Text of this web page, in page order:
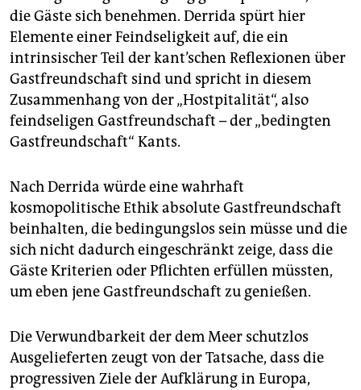
die Gäste sich benehmen. Derrida spürt hier
Elemente einer Feindseligkeit auf, die ein
intrinsischer Teil der kant’schen Reflexionen über
Gastfreundschaft sind und spricht in diesem
Zusammenhang von der „Hostpitalität“, also
feindseligen Gastfreundschaft – der „bedingten
Gastfreundschaft“ Kants.
Nach Derrida würde eine wahrhaft
kosmopolitische Ethik absolute Gastfreundschaft
beinhalten, die bedingungslos sein müsse und die
sich nicht dadurch eingeschränkt zeige, dass die
Gäste Kriterien oder Pflichten erfüllen müssten,
um eben jene Gastfreundschaft zu genießen.
Die Verwundbarkeit der dem Meer schutzlos
Ausgelieferten zeugt von der Tatsache, dass die
progressiven Ziele der Aufklärung in Europa,